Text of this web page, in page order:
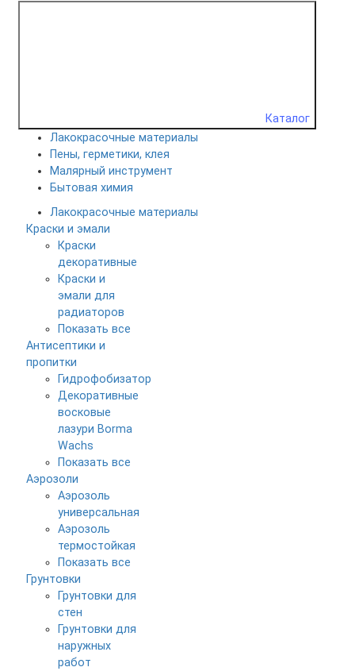
Каталог
Лакокрасочные материалы
Пены, герметики, клея
Малярный инструмент
Бытовая химия
Лакокрасочные материалы
Краски и эмали
Краски
декоративные
Краски и
эмали для
радиаторов
Показать все
Антисептики и
пропитки
Гидрофобизатор
Декоративные
восковые
лазури Borma
Wachs
Показать все
Аэрозоли
Аэрозоль
универсальная
Аэрозоль
термостойкая
Показать все
Грунтовки
Грунтовки для
стен
Грунтовки для
наружных
работ